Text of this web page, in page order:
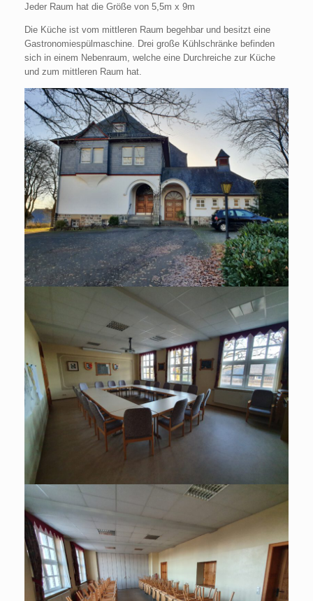
Jeder Raum hat die Größe von 5,5m x 9m
Die Küche ist vom mittleren Raum begehbar und besitzt eine
Gastronomiespülmaschine. Drei große Kühlschränke befinden
sich in einem Nebenraum, welche eine Durchreiche zur Küche
und zum mittleren Raum hat.